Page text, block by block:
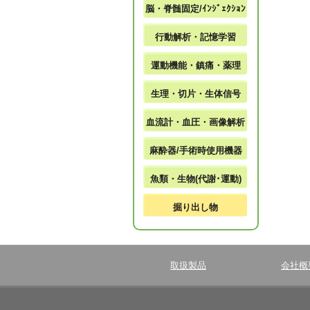
脳・脊髄固定/ｲﾝｼﾞｪｸｼｮﾝ
行動解析・記憶学習
運動機能・鎮痛・薬理
生理・切片・生体信号
血流計・血圧・画像解析
麻酔器/手術時使用機器
魚類・生物(代謝･運動)
掘り出し物
取扱製品 会社概